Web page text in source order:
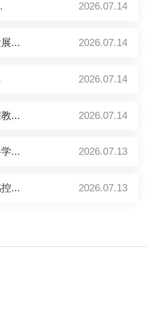
2026.07.14
... 2026.07.14
2026.07.14
... 2026.07.14
... 2026.07.13
... 2026.07.13